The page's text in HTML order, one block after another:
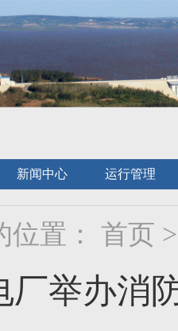
新闻中心 运行管理
位置： 首页 >
厂举办消